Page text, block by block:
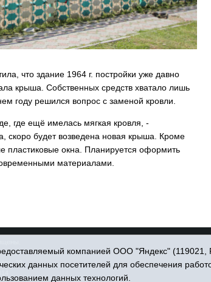
что здание 1964 г. постройки уже давно
крыша. Собственных средств хватало лишь
году решился вопрос с заменой кровли.
где ещё имелась мягкая кровля, -
скоро будет возведена новая крыша. Кроме
пластиковые окна. Планируется оформить
материалами.
39.
компанией ООО "Яндекс"
данных посетителей для обеспечения
данных технологий.